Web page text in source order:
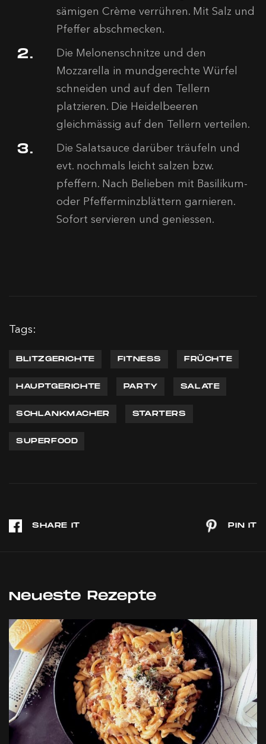
sämigen Crème verrühren. Mit Salz und
Pfeffer abschmecken.
Die Melonenschnitze und den
Mozzarella in mundgerechte Würfel
schneiden und auf den Tellern
platzieren. Die Heidelbeeren
gleichmässig auf den Tellern verteilen.
Die Salatsauce darüber träufeln und
evt. nochmals leicht salzen bzw.
pfeffern. Nach Belieben mit Basilikum-
oder Pfefferminzblättern garnieren.
Sofort servieren und geniessen.
Tags:
BLITZGERICHTE FITNESS FRÜCHTE
HAUPTGERICHTE PARTY SALATE
SCHLANKMACHER STARTERS
SUPERFOOD
Neueste Rezepte